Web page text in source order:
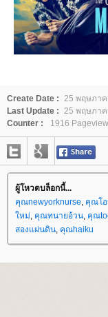
Create Date : 25 พฤษภา
Last Update : 25 พฤษภาค
Counter :
1916
ผู้โหวตบล็อกนี้...
คุณnewyorknurse, คุณโ
หม่, คุณทนายอ้วน, คุณ
สองแผ่นดิน, คุณhaiku